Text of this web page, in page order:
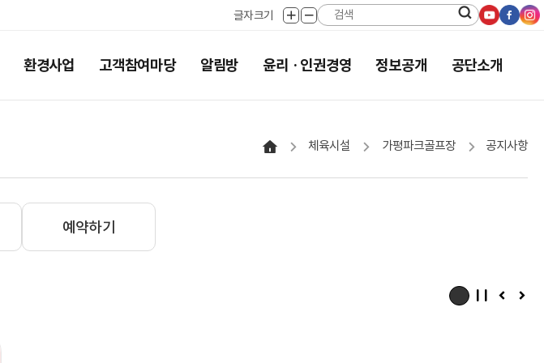
글자크기
글자크게
글자작게
보기
검색버튼
유튜브로
공유하기
페이
공유
인
공
환경사업 고객참여마당 알림방 윤리 · 인권경영 정보공개 공단소개
홈으로 체육시설 가평파크골프장 공지사항
예약하기